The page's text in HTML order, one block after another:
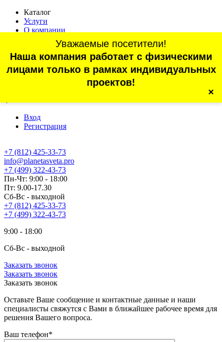
Каталог
Услуги
О компании
Статьи
Контакты
Отзывы
г. Санкт-Петербург, проспект Обуховской Обороны, 70, корп.
Вход
Регистрация
+7 (812) 425-33-73
Уважаемые посетители!
Наша компания работает с физическими
лицами только в рамках индивидуальных
проектов!
×
info@planetasveta.pro
+7 (499) 322-43-73
Пн-Чт: 9:00 - 18:00
Пт: 9.00-17.30
Сб-Вс - выходной
+7 (812) 425-33-73
+7 (499) 322-43-73
9:00 - 18:00
Сб-Вс - выходной
Заказать звонок
Заказать звонок
Заказать звонок
Оставьте Ваше сообщение и контактные данные и наши
специалисты свяжутся с Вами в ближайшее рабочее время для
решения Вашего вопроса.
Ваш телефон*